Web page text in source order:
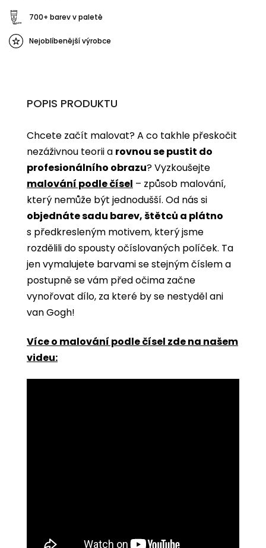
700+ barev v paletě
Nejoblíbenější výrobce
POPIS PRODUKTU
Chcete začít malovat? A co takhle přeskočit
nezáživnou teorii a rovnou se pustit do
profesionálního obrazu? Vyzkoušejte
malování podle čísel ­­– způsob malování,
který nemůže být jednodušší. Od nás si
objednáte sadu barev, štětců a plátno
s předkresleným motivem, který jsme
rozdělili do spousty očíslovaných políček. Ta
jen vymalujete barvami se stejným číslem a
postupně se vám před očima začne
vynořovat dílo, za které by se nestyděl ani
van Gogh!
Více o malování podle čísel zde na našem
videu: